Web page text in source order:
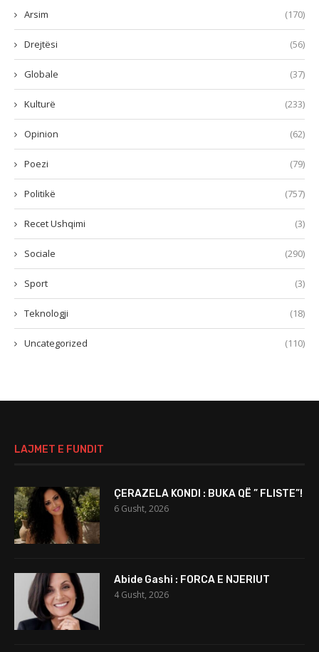
Arsim (170)
Drejtësi (56)
Globale (37)
Kulturë (233)
Opinion (62)
Poezi (79)
Politikë (757)
Recet Ushqimi (3)
Sociale (290)
Sport (3)
Teknologji (18)
Uncategorized (110)
LAJMET E FUNDIT
ÇERAZELA KONDI : BUKA QË ” FLISTE”!
6 Gusht, 2026
Abide Gashi : FORCA E NJERIUT
4 Gusht, 2026